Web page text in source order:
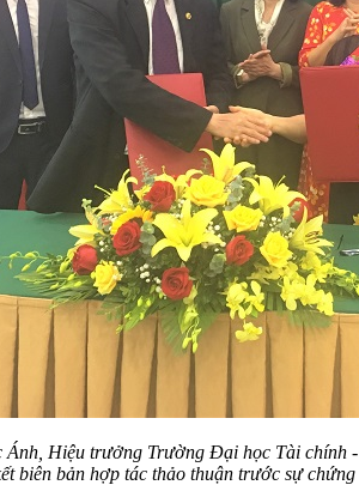
Ánh, Hiệu trưởng Trường Đại học Tài chính
biên bản hợp tác thảo thuận trước sự